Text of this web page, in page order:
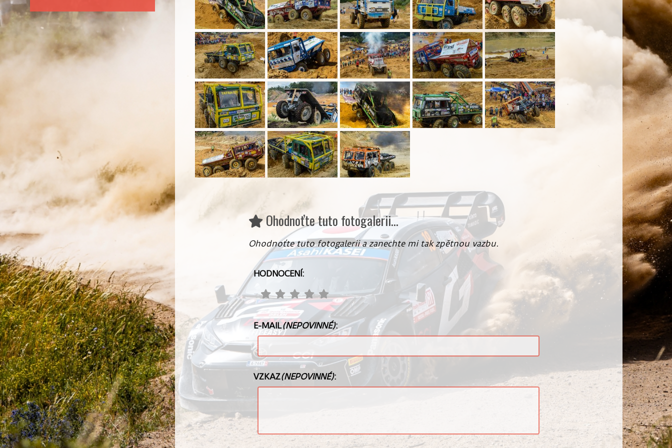
Ohodnoťte tuto fotogalerii...
Ohodnoťte tuto fotogalerii a zanechte mi tak zpětnou vazbu.
HODNOCENÍ:
E-MAIL(NEPOVINNÉ):
VZKAZ(NEPOVINNÉ):